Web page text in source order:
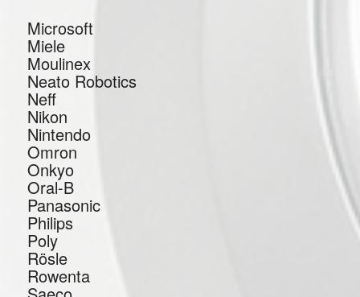
Microsoft
Miele
Moulinex
Neato Robotics
Neff
Nikon
Nintendo
Omron
Onkyo
Oral-B
Panasonic
Philips
Poly
Rösle
Rowenta